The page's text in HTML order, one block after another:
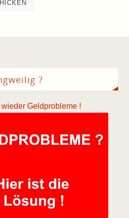
?
wieder Geldprobleme !